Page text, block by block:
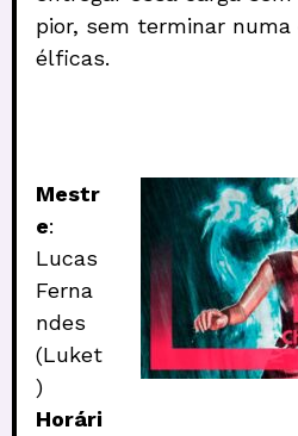
pior, sem terminar
élficas.
Mestr
e:
Lucas
Ferna
ndes
(Luket
)
Horári